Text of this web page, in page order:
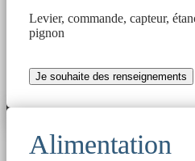
Levier, commande, capteur,
pignon
Je souhaite des renseignements
Alimentation